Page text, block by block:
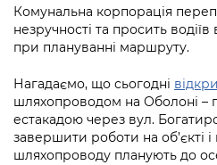
Комунальна корпорація
незручності та просить
при плануванні маршруту.
Нагадаємо, що сьогодні
шляхопроводом на Оболоні –
естакадою через вул.
завершити роботи на об’єкті і
шляхопроводу планують до